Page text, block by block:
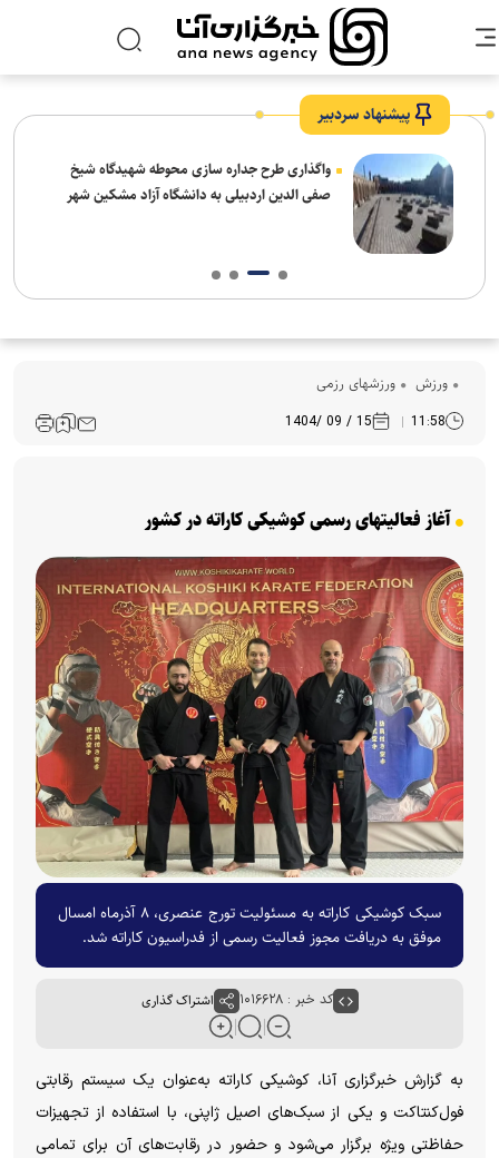
پیشنهاد سردبیر
واگذاری طرح جداره سازی محوطه شهیدگاه شیخ
صفی الدین اردبیلی به دانشگاه آزاد مشکین شهر
ورزش ورزشهای رزمی
11:58
15 / 09 /1404
آغاز فعالیتهای رسمی کوشیکی کاراته در کشور
سبک کوشیکی کاراته به مسئولیت تورج عنصری، ۸ آذرماه امسال
موفق به دریافت مجوز فعالیت رسمی از فدراسیون کاراته شد.
کد خبر : ۱۰۱۶۶۲۸ اشتراک گذاری
به گزارش خبرگزاری آنا، کوشیکی کاراته به‌عنوان یک سیستم رقابتی
فول‌کنتاکت و یکی از سبک‌های اصیل ژاپنی، با استفاده از تجهیزات
حفاظتی ویژه برگزار می‌شود و حضور در رقابت‌های آن برای تمامی